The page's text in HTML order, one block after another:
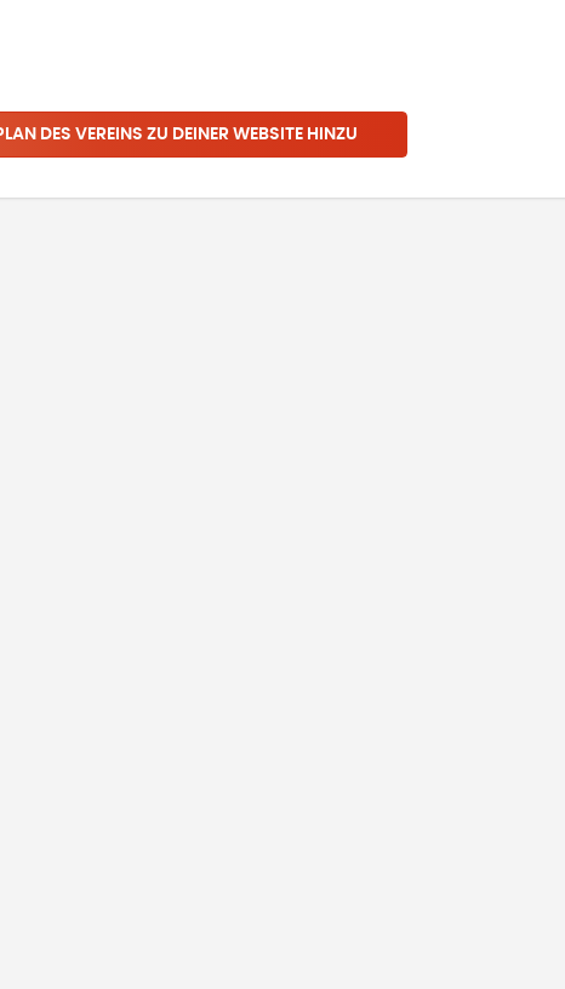
DES VEREINS ZU DEINER WEBSITE HINZU